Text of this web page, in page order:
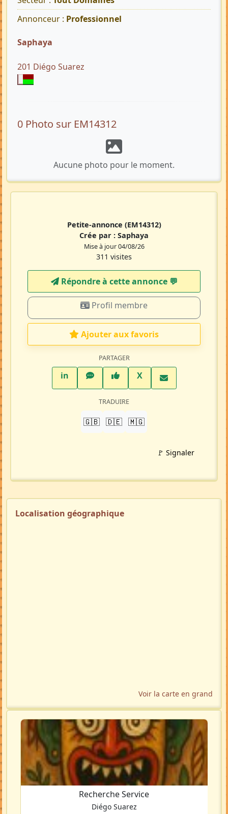
Annonceur : Professionnel
Saphaya
201 Diégo Suarez
0 Photo sur EM14312
Aucune photo pour le moment.
Petite-annonce (EM14312)
Crée par : Saphaya
Mise à jour 04/08/26
311 visites
Répondre à cette annonce 💬​
Profil membre
Ajouter aux favoris
PARTAGER
inLinkedInWhatsAppFacebook
XTwitter X
TRADUIRE
🇬🇧 🇩🇪 🇲🇬
🚩 Signaler
Localisation géographique
Voir la carte en grand
Recherche Service
Diégo Suarez